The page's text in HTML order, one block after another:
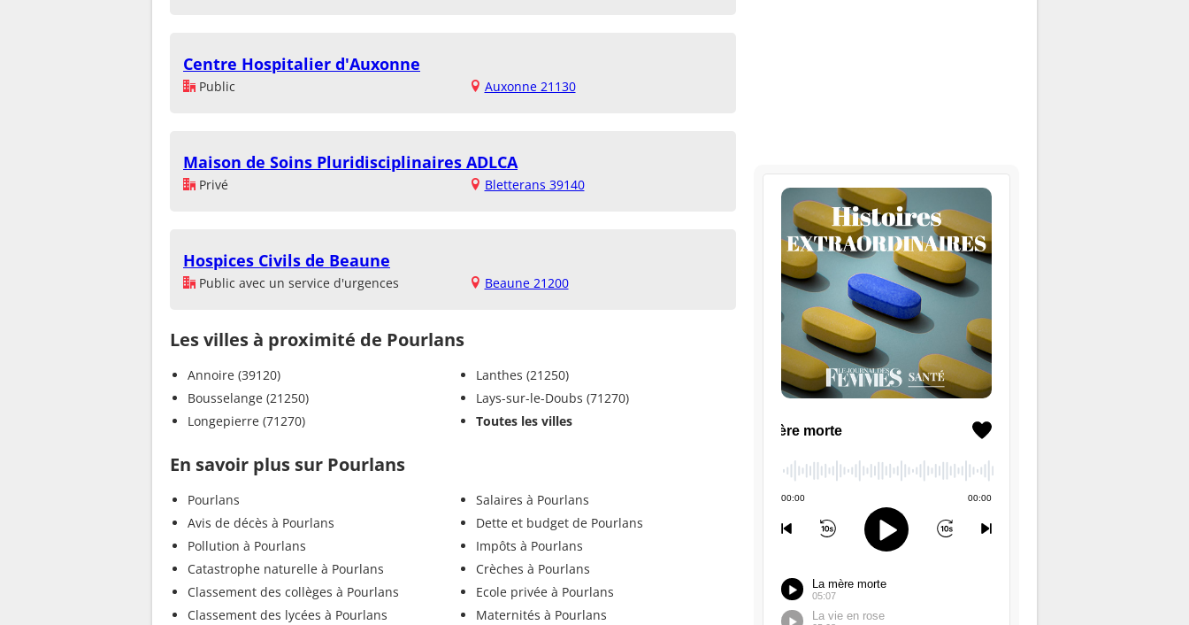
Centre Hospitalier d'Auxonne
Public Auxonne 21130
Maison de Soins Pluridisciplinaires ADLCA
Privé Bletterans 39140
Hospices Civils de Beaune
Public avec un service d'urgences Beaune 21200
Les villes à proximité de Pourlans
Annoire (39120)
Bousselange (21250)
Longepierre (71270)
Lanthes (21250)
Lays-sur-le-Doubs (71270)
Toutes les villes
En savoir plus sur Pourlans
Pourlans
Avis de décès à Pourlans
Pollution à Pourlans
Catastrophe naturelle à Pourlans
Classement des collèges à Pourlans
Classement des lycées à Pourlans
Salaires à Pourlans
Dette et budget de Pourlans
Impôts à Pourlans
Crèches à Pourlans
Ecole privée à Pourlans
Maternités à Pourlans